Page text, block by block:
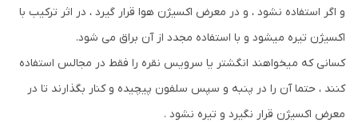
و اگر استفاده نشود ، و در معرض اکسیژن هوا قرار گیرد ، در اثر ترکیب با
اکسیژن تیره میشود و با استفاده مجدد از آن براق می شود.
کسانی که میخواهند انگشتر یا سرویس نقره را فقط در مجالس استفاده
کنند ، حتما آن را در پنبه و سپس سلفون پیچیده و کنار بگذارند تا در
معرض اکسیژن قرار نگیرد و تیره نشود .